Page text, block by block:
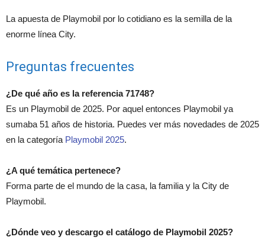
La apuesta de Playmobil por lo cotidiano es la semilla de la
enorme línea City.
Preguntas frecuentes
¿De qué año es la referencia 71748?
Es un Playmobil de 2025. Por aquel entonces Playmobil ya
sumaba 51 años de historia. Puedes ver más novedades de 2025
en la categoría Playmobil 2025.
¿A qué temática pertenece?
Forma parte de el mundo de la casa, la familia y la City de
Playmobil.
¿Dónde veo y descargo el catálogo de Playmobil 2025?